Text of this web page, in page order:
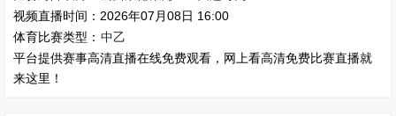
视频直播时间：2026年07月08日 16:00
体育比赛类型： 中乙
平台提供赛事高清直播在线免费观看，网上看高清免费比赛直播就
来这里！